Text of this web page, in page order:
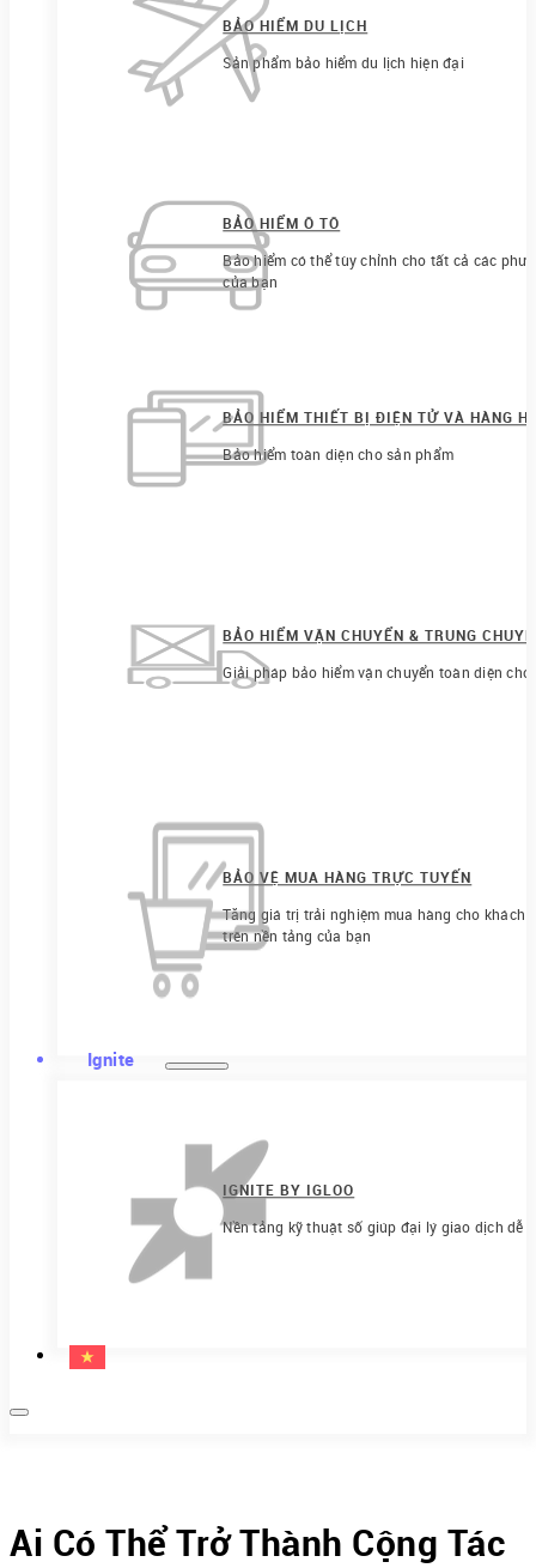
BẢO HIỂM DU LỊCH
Sản phẩm bảo hiểm du lịch hiện đại
BẢO HIỂM Ô TÔ
Bảo hiểm có thể tùy chỉnh cho tất cả các
của bạn
BẢO HIỂM THIẾT BỊ ĐIỆN TỬ VÀ HÀNG
Bảo hiểm toàn diện cho sản phẩm
BẢO HIỂM VẬN CHUYỂN & TRUNG
Giải pháp bảo hiểm vận chuyển toàn diện
BẢO VỆ MUA HÀNG TRỰC TUYẾN
Tăng giá trị trải nghiệm mua hàng cho
trên nền tảng của bạn
Ignite
IGNITE BY IGLOO
Nền tảng kỹ thuật số giúp đại lý giao dịch dễ
Ai Có Thể Trở Thành Cộng Tác